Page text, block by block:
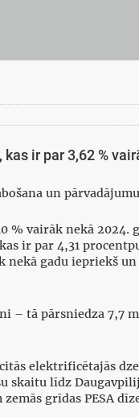
ir par 3,62 %
un
% vairāk nekā 2024.
ir par 4,31
gadu iepriekš un
– tā pārsniedza 7,7
elektrificētajās
līdz
grīdas PESA